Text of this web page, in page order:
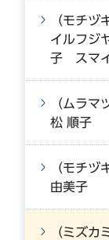
（モチ
イルフジ
子 スマ
（ムラマ
松 順子
（モチヅ
由美子
（ミズカ